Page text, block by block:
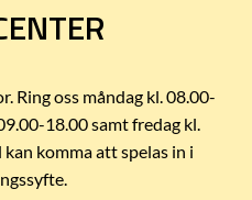
Ring oss måndag kl. 08.00-
18.00 samt fredag kl.
komma att spelas in i